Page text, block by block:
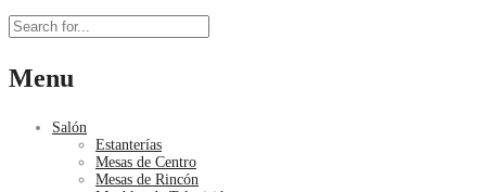
Menu
Salón
Estanterías
Mesas de Centro
Mesas de Rincón